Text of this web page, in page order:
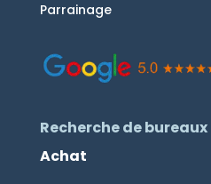
Parrainage
Recherche de bureaux
Achat